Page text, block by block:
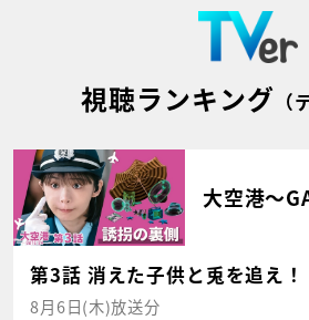
視聴ランキング （
大空港～
第3話 消えた子供と兎を追え！
8月6日(木)放送分